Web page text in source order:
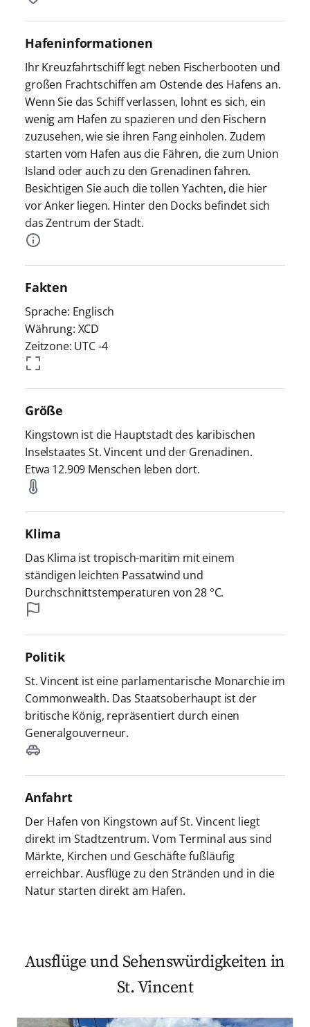
Hafeninformationen
Ihr Kreuzfahrtschiff legt neben Fischerbooten und
großen Frachtschiffen am Ostende des Hafens an.
Wenn Sie das Schiff verlassen, lohnt es sich, ein
wenig am Hafen zu spazieren und den Fischern
zuzusehen, wie sie ihren Fang einholen. Zudem
starten vom Hafen aus die Fähren, die zum Union
Island oder auch zu den Grenadinen fahren.
Besichtigen Sie auch die tollen Yachten, die hier
vor Anker liegen. Hinter den Docks befindet sich
das Zentrum der Stadt.
Fakten
Sprache: Englisch
Währung: XCD
Zeitzone: UTC -4
Größe
Kingstown ist die Hauptstadt des karibischen
Inselstaates St. Vincent und der Grenadinen.
Etwa 12.909 Menschen leben dort.
Klima
Das Klima ist tropisch-maritim mit einem
ständigen leichten Passatwind und
Durchschnittstemperaturen von 28 °C.
Politik
St. Vincent ist eine parlamentarische Monarchie im
Commonwealth. Das Staatsoberhaupt ist der
britische König, repräsentiert durch einen
Generalgouverneur.
Anfahrt
Der Hafen von Kingstown auf St. Vincent liegt
direkt im Stadtzentrum. Vom Terminal aus sind
Märkte, Kirchen und Geschäfte fußläufig
erreichbar. Ausflüge zu den Stränden und in die
Natur starten direkt am Hafen.
Ausflüge und Sehenswürdigkeiten in
St. Vincent